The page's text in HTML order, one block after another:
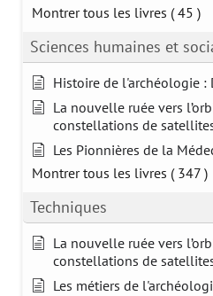
Montrer tous les livres ( 45 )
Sciences humaines et
Histoire de l'archéologie :
La nouvelle ruée vers
constellations de
Les Pionnières de la
Montrer tous les livres ( 347 )
Techniques
La nouvelle ruée vers
constellations de
Les métiers de